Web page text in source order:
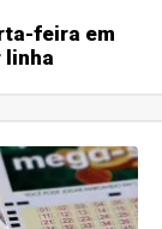
feira em
linha